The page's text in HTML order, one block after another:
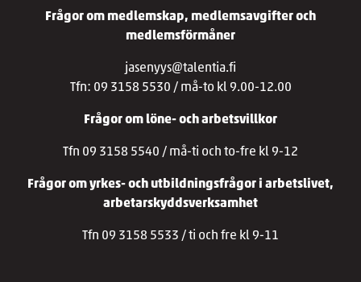
Frågor om medlemskap, medlemsavgifter och
medlemsförmåner
jasenyys@talentia.fi
Tfn: 09 3158 5530 / må-to kl 9.00-12.00
Frågor om löne- och arbetsvillkor
Tfn 09 3158 5540 / må-ti och to-fre kl 9-12
Frågor om yrkes- och utbildningsfrågor i arbetslivet,
arbetarskyddsverksamhet
Tfn 09 3158 5533 / ti och fre kl 9-11